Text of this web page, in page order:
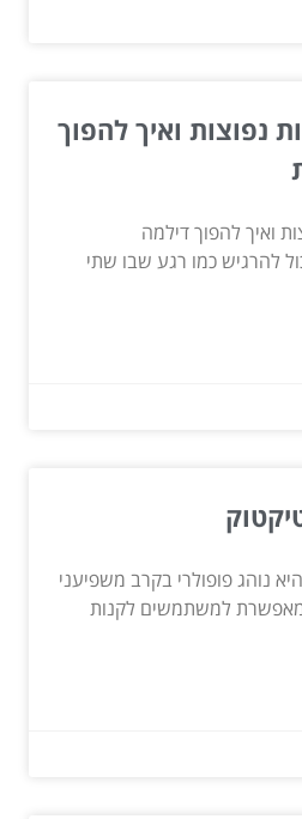
נפוצות ואיך להפוך
ואיך להפוך דילמה
להרגיש כמו רגע שבו שתי
נוהג פופולרי בקרב משפיעני
למשתמשים לקנות